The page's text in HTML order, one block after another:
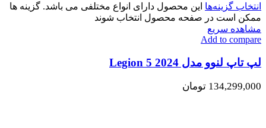
انتخاب گزینه‌ها این محصول دارای انواع مختلفی می باشد. گزینه ها
ممکن است در صفحه محصول انتخاب شوند
مشاهده سریع
Add to compare
لپ تاپ لنوو مدل Legion 5 2024
134,299,000 تومان